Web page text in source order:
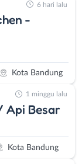
-
Kota Bandung
6 hari lalu
Api Besar
Kota Bandung
1 minggu lalu